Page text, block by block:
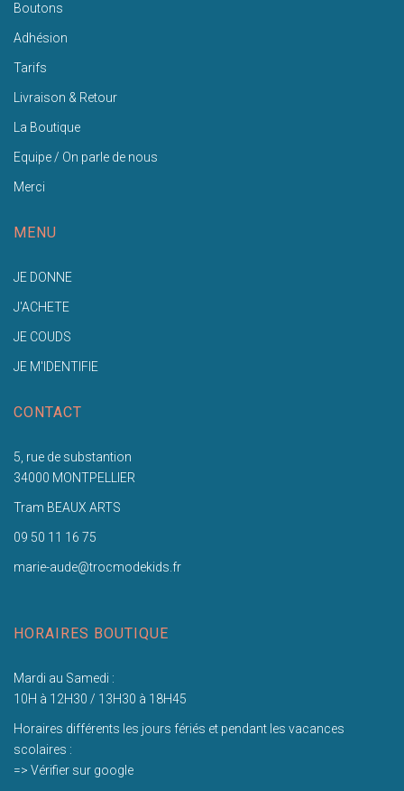
Boutons
Adhésion
Tarifs
Livraison & Retour
La Boutique
Equipe / On parle de nous
Merci
MENU
JE DONNE
J'ACHETE
JE COUDS
JE M'IDENTIFIE
CONTACT
5, rue de substantion
34000 MONTPELLIER
Tram BEAUX ARTS
09 50 11 16 75
marie-aude@trocmodekids.fr
HORAIRES BOUTIQUE
Mardi au Samedi :
10H à 12H30 / 13H30 à 18H45
Horaires différents les jours fériés et pendant les vacances
scolaires :
=> Vérifier sur google